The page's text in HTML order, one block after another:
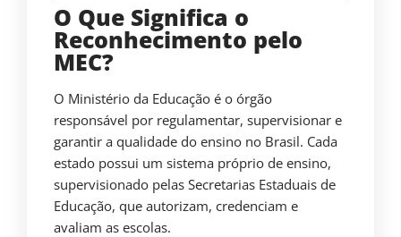
O Que Significa o
Reconhecimento pelo
MEC?
O Ministério da Educação é o órgão
responsável por regulamentar, supervisionar e
garantir a qualidade do ensino no Brasil. Cada
estado possui um sistema próprio de ensino,
supervisionado pelas Secretarias Estaduais de
Educação, que autorizam, credenciam e
avaliam as escolas.